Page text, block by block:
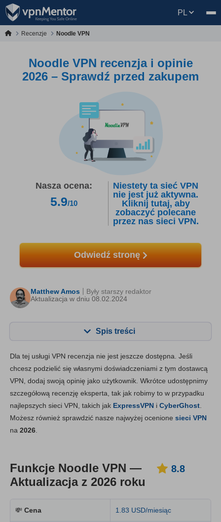
PL
Recenzje Noodle VPN
Noodle VPN recenzja i opinie
2026 – Sprawdź przed zakupem
Nasza ocena:
5.9/10
Niestety ta sieć VPN
nie jest już aktywna.
Kliknij tutaj, aby
zobaczyć polecane
przez nas sieci VPN.
Odwiedź stronę
Matthew Amos
Aktualizacja w dniu 08.02.2024
Były starszy redaktor
Spis treści
Najważniejsze funkcje 8.8
Instalacja i aplikacje 8.6
Niezawodność i wsparcie 8.8
Dla tej usługi VPN recenzja nie jest jeszcze dostępna. Jeśli
chcesz podzielić się własnymi doświadczeniami z tym dostawcą
VPN, dodaj swoją opinię jako użytkownik. Wkrótce udostępnimy
szczegółową recenzję eksperta, tak jak robimy to w przypadku
najlepszych sieci VPN, takich jak ExpressVPN i CyberGhost
Możesz również sprawdzić nasze najwyżej ocenione sieci VPN
na 2026
Funkcje Noodle VPN —
Aktualizacja z 2026 roku
8.8
💸 Cena 1.83 USD/miesiąc